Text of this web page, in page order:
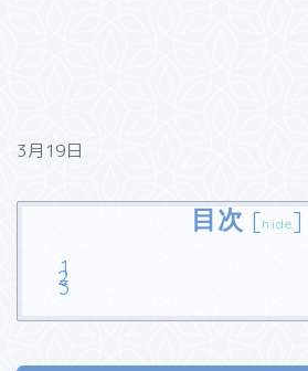
3月19日
目次 [hide]